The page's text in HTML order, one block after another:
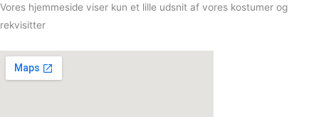
Vores hjemmeside viser kun et lille udsnit af vores kostumer og
rekvisitter